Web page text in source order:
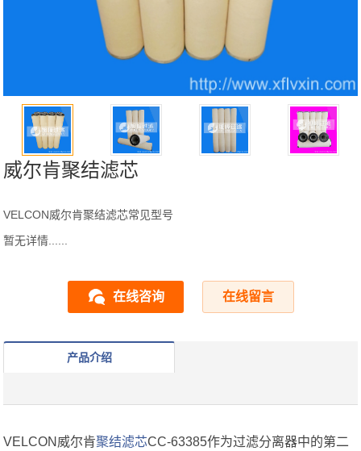
威尔肯聚结滤芯
VELCON威尔肯聚结滤芯常见型号
暂无详情......
在线咨询 在线留言
产品介绍
VELCON威尔肯聚结滤芯CC-63385作为过滤分离器中的第二